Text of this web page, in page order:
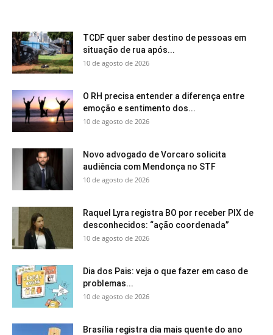
TCDF quer saber destino de pessoas em
situação de rua após...
10 de agosto de 2026
O RH precisa entender a diferença entre
emoção e sentimento dos...
10 de agosto de 2026
Novo advogado de Vorcaro solicita
audiência com Mendonça no STF
10 de agosto de 2026
Raquel Lyra registra BO por receber PIX de
desconhecidos: “ação coordenada”
10 de agosto de 2026
Dia dos Pais: veja o que fazer em caso de
problemas...
10 de agosto de 2026
Brasília registra dia mais quente do ano